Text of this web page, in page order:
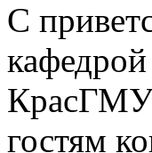
С
КрасГМУ
гостям